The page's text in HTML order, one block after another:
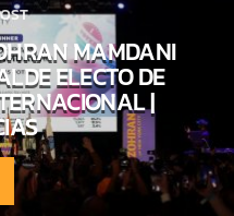
MAMDANI
ELECTO DE
|